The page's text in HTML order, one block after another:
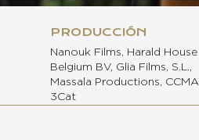
PRODUCCIÓN
Nanouk Films, Harald House
Belgium BV, Glia Films, S.L.,
Massala Productions, CCMA
3Cat